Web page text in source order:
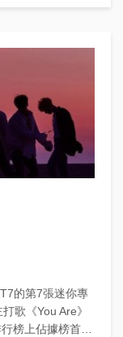
的第7張迷你專
歌《You Are》
榜上佔據榜首。